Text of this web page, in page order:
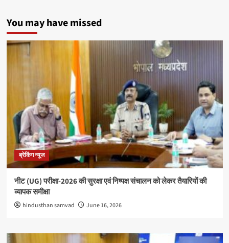
You may have missed
ब्रेकिंग न्यूज
नीट (UG) परीक्षा-2026 की सुरक्षा एवं निष्पक्ष संचालन को लेकर तैयारियों की
व्यापक समीक्षा
hindusthan samvad June 16, 2026